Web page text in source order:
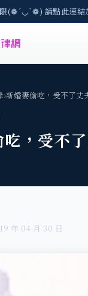
請點此連結
›新婚妻偷吃，受不了丈
，受不
年 04 月 30 日